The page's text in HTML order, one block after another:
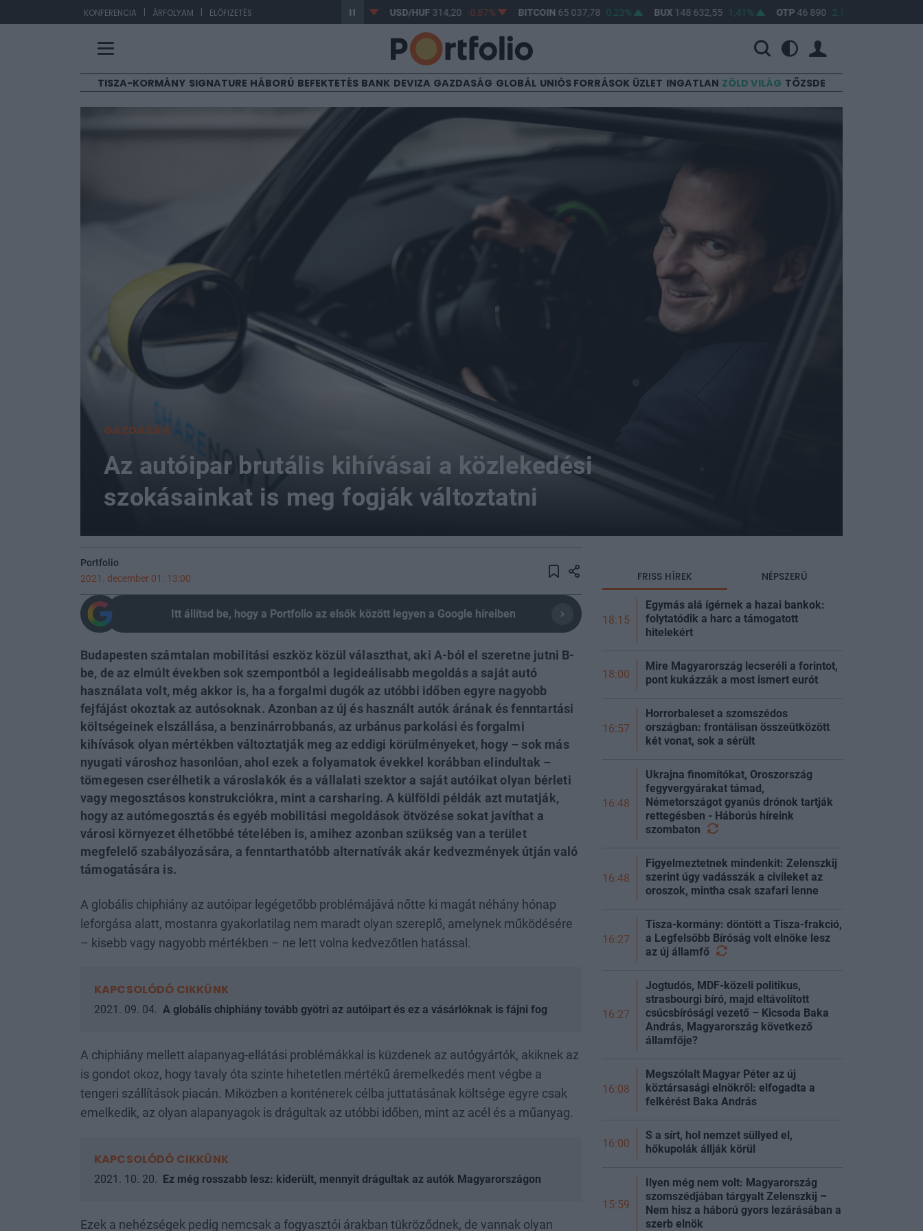
KONFERENCIA | ÁRFOLYAM | ELŐFIZETÉS
EUR/HUF USD/HUF314,20 -0,87% BITCOIN65 037,78 0,23% BUX 148 632,55 1,41% OTP 46 890 2,16%
TISZA-KORMÁNY SIGNATURE HÁBORÚ BEFEKTETÉS BANK DEVIZA GAZDASÁG GLOBÁL UNIÓS FORRÁSOK ÜZLET INGATLAN ZÖLD VILÁG TŐZSDE
GAZDASÁG
Az autóipar brutális kihívásai a közlekedési
szokásainkat is meg fogják változtatni
Portfolio
2021. december 01. 13:00
Itt állítsd be, hogy a Portfolio az elsők között legyen a Google híreiben
Budapesten számtalan mobilitási eszköz közül választhat, aki A-ból el szeretne jutni B-
be, de az elmúlt években sok szempontból a legideálisabb megoldás a saját autó
használata volt, még akkor is, ha a forgalmi dugók az utóbbi időben egyre nagyobb
fejfájást okoztak az autósoknak. Azonban az új és használt autók árának és fenntartási
költségeinek elszállása, a benzinárrobbanás, az urbánus parkolási és forgalmi
kihívások olyan mértékben változtatják meg az eddigi körülményeket, hogy – sok más
nyugati városhoz hasonlóan, ahol ezek a folyamatok évekkel korábban elindultak –
tömegesen cserélhetik a városlakók és a vállalati szektor a saját autóikat olyan bérleti
vagy megosztásos konstrukciókra, mint a carsharing. A külföldi példák azt mutatják,
hogy az autómegosztás és egyéb mobilitási megoldások ötvözése sokat javíthat a
városi környezet élhetőbbé tételében is, amihez azonban szükség van a terület
megfelelő szabályozására, a fenntarthatóbb alternatívák akár kedvezmények útján való
támogatására is.
A globális chiphiány az autóipar legégetőbb problémájává nőtte ki magát néhány hónap
leforgása alatt, mostanra gyakorlatilag nem maradt olyan szereplő, amelynek működésére
– kisebb vagy nagyobb mértékben – ne lett volna kedvezőtlen hatással.
KAPCSOLÓDÓ CIKKÜNK
2021. 09. 04. A globális chiphiány tovább gyötri az autóipart és ez a vásárlóknak is fájni fog
A chiphiány mellett alapanyag-ellátási problémákkal is küzdenek az autógyártók, akiknek az
is gondot okoz, hogy tavaly óta szinte hihetetlen mértékű áremelkedés ment végbe a
tengeri szállítások piacán. Miközben a konténerek célba juttatásának költsége egyre csak
emelkedik, az olyan alapanyagok is drágultak az utóbbi időben, mint az acél és a műanyag.
KAPCSOLÓDÓ CIKKÜNK
2021. 10. 20. Ez még rosszabb lesz: kiderült, mennyit drágultak az autók Magyarországon
Ezek a nehézségek pedig nemcsak a fogyasztói árakban tükröződnek, de vannak olyan
FRISS HÍREK NÉPSZERŰ
18:15
Egymás alá ígérnek a hazai bankok:
folytatódik a harc a támogatott
hitelekért
18:00
Mire Magyarország lecseréli a forintot,
pont kukázzák a most ismert eurót
16:57
Horrorbaleset a szomszédos
országban: frontálisan összeütközött
két vonat, sok a sérült
16:48
Ukrajna finomítókat, Oroszország
fegyvergyárakat támad,
Németországot gyanús drónok tartják
rettegésben - Háborús híreink
szombaton
16:48
Figyelmeztetnek mindenkit: Zelenszkij
szerint úgy vadásszák a civileket az
oroszok, mintha csak szafari lenne
16:27
Tisza-kormány: döntött a Tisza-frakció,
a Legfelsőbb Bíróság volt elnöke lesz
az új államfő
16:27
Jogtudós, MDF-közeli politikus,
strasbourgi bíró, majd eltávolított
csúcsbírósági vezető – Kicsoda Baka
András, Magyarország következő
államfője?
16:08
Megszólalt Magyar Péter az új
köztársasági elnökről: elfogadta a
felkérést Baka András
16:00
S a sírt, hol nemzet süllyed el,
hőkupolák állják körül
15:59
Ilyen még nem volt: Magyarország
szomszédjában tárgyalt Zelenszkij –
Nem hisz a háború gyors lezárásában a
szerb elnök